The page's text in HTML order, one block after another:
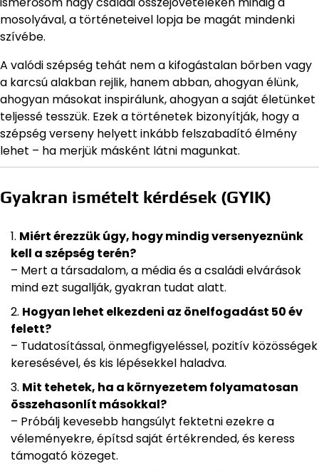
mosolyával, a történeteivel lopja be magát mindenki
szívébe.
A valódi szépség tehát nem a kifogástalan bőrben vagy
a karcsú alakban rejlik, hanem abban, ahogyan élünk,
ahogyan másokat inspirálunk, ahogyan a saját életünket
teljessé tesszük. Ezek a történetek bizonyítják, hogy a
szépség verseny helyett inkább felszabadító élmény
lehet – ha merjük másként látni magunkat.
Gyakran ismételt kérdések (GYIK)
Miért érezzük úgy, hogy mindig versenyeznünk
kell a szépség terén?
– Mert a társadalom, a média és a családi elvárások
mind ezt sugallják, gyakran tudat alatt.
Hogyan lehet elkezdeni az önelfogadást 50 év
felett?
– Tudatosítással, önmegfigyeléssel, pozitív közösségek
keresésével, és kis lépésekkel haladva.
Mit tehetek, ha a környezetem folyamatosan
összehasonlít másokkal?
– Próbálj kevesebb hangsúlyt fektetni ezekre a
véleményekre, építsd saját értékrended, és keress
támogató közeget.